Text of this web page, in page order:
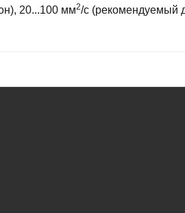
20...100 мм2/с (рекомендуемый